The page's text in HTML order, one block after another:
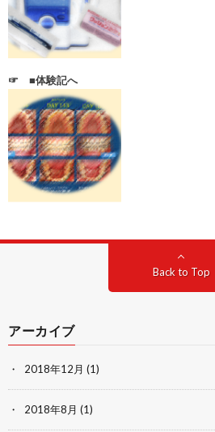
☞ ■体験記へ
Back to Top
アーカイブ
2018年12月 (1)
2018年8月 (1)